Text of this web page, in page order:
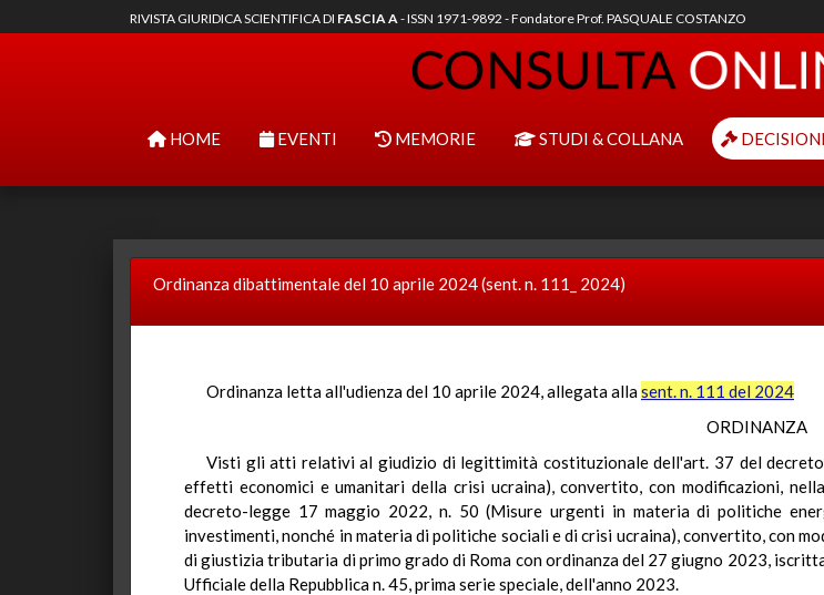
RIVISTA GIURIDICA SCIENTIFICA DI FASCIA A- ISSN 1971-9892 - Fondatore Prof. PASQUALE COSTANZO
HOME EVENTI MEMORIE STUDI & COLLANA
Ordinanza dibattimentale del 10 aprile 2024 (sent. n. 111_ 2024)
Ordinanza letta all'udienza del 10 aprile 2024, allegata allasent. n. 111 del 2024
ORDINANZA
Visti gli atti relativi al giudizio di legittimità costituzionale dell'art. 37 del
effetti economici e umanitari della crisi ucraina), convertito, con modificazioni,
decreto-legge 17 maggio 2022, n. 50 (Misure urgenti in materia di politiche
investimenti, nonché in materia di politiche sociali e di crisi ucraina), convertito, con
di giustizia tributaria di primo grado di Roma con ordinanza del 27 giugno 2023,
Ufficiale della Repubblica n. 45, prima serie speciale, dell'anno 2023.